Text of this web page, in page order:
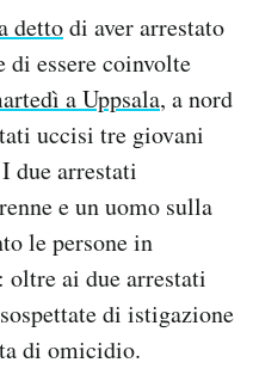
dettodi aver arrestato
di essere coinvolte
a Uppsala, a nord
uccisi tre giovani
due arrestati
e un uomo sulla
le persone in
oltre ai due arrestati
di istigazione
di omicidio.